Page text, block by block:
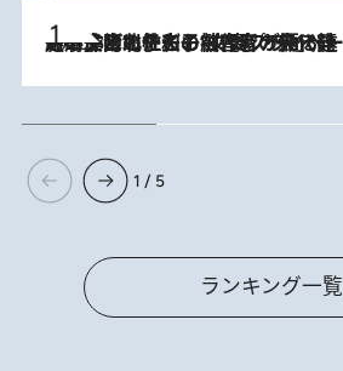
2026.8.3
《「文士の子ども被害者の会」発足！》阿川佐和子（72）が語る遠藤周作に北杜夫、劇作家・矢代静一の子どもたちの“文豪プライベート事件簿”
1 / 5
ランキング一覧